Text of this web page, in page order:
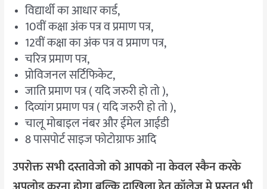
विद्यार्थी का आधार कार्ड,
10वीं कक्षा अंक पत्र व प्रमाण पत्र,
12वीं कक्षा का अंक पत्र व प्रमाण पत्र,
चरित्र प्रमाण पत्र,
प्रोविजनल सर्टिफिकेट,
जाति प्रमाण पत्र ( यदि जरुरी हो तो ),
दिव्यांग प्रमाण पत्र ( यदि जरुरी हो तो ),
चालू मोबाइल नंबर और ईमेल आईडी
8 पासपोर्ट साइज फोटोग्राफ आदि
उपरोक्त सभी दस्तावेजो को आपको ना केवल स्कैन करके